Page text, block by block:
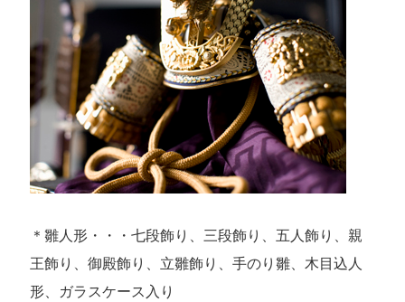
＊雛人形・・・七段飾り、三段飾り、五人飾り、親
王飾り、御殿飾り、立雛飾り、手のり雛、木目込人
形、ガラスケース入り